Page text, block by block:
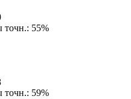
точн.: 55%
точн.: 59%